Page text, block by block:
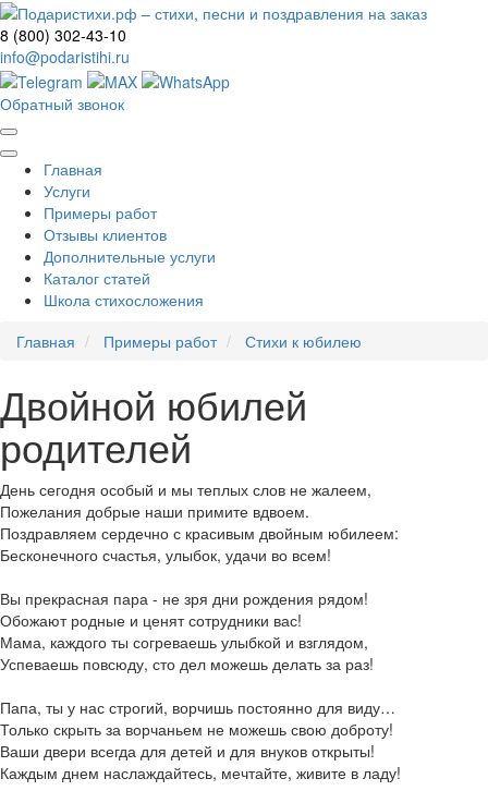
8 (800) 302-43-10
info@podaristihi.ru
Обратный звонок
Главная
Услуги
Примеры работ
Отзывы клиентов
Дополнительные услуги
Каталог статей
Школа стихосложения
Главная
Примеры работ Стихи к юбилею
Двойной юбилей
родителей
День сегодня особый и мы теплых слов не жалеем,
Пожелания добрые наши примите вдвоем.
Поздравляем сердечно с красивым двойным юбилеем:
Бесконечного счастья, улыбок, удачи во всем!
Вы прекрасная пара - не зря дни рождения рядом!
Обожают родные и ценят сотрудники вас!
Мама, каждого ты согреваешь улыбкой и взглядом,
Успеваешь повсюду, сто дел можешь делать за раз!
Папа, ты у нас строгий, ворчишь постоянно для виду…
Только скрыть за ворчаньем не можешь свою доброту!
Ваши двери всегда для детей и для внуков открыты!
Каждым днем наслаждайтесь, мечтайте, живите в ладу!